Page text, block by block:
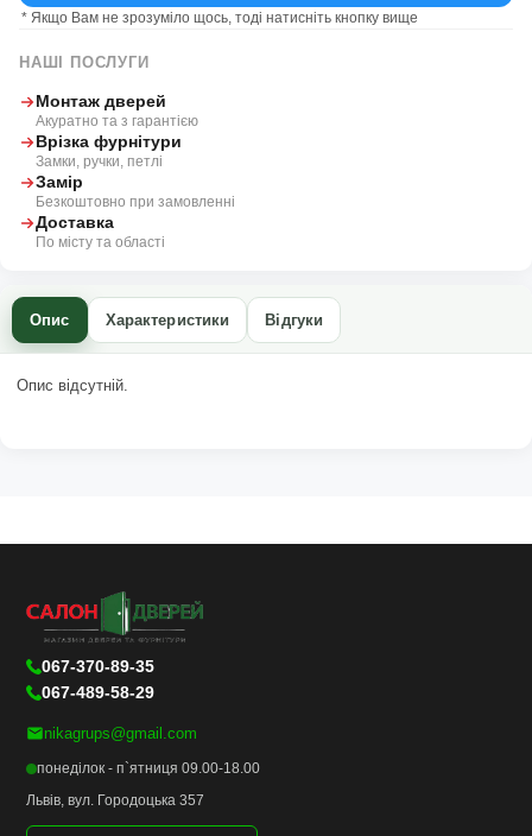
* Якщо Вам не зрозуміло щось, тоді натисніть кнопку вище
НАШІ ПОСЛУГИ
Монтаж дверей
Акуратно та з гарантією
Врізка фурнітури
Замки, ручки, петлі
Замір
Безкоштовно при замовленні
Доставка
По місту та області
Опис Характеристики Відгуки
Опис відсутній.
067-370-89-35
067-489-58-29
nikagrups@gmail.com
понеділок - п`ятниця 09.00-18.00
Львів, вул. Городоцька 357